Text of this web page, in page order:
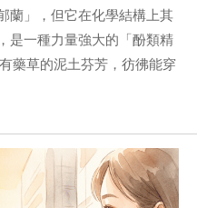
蘭」，但它在化學結構上其
是一種力量強大的「酚類精
藥草的泥土芬芳，彷彿能穿